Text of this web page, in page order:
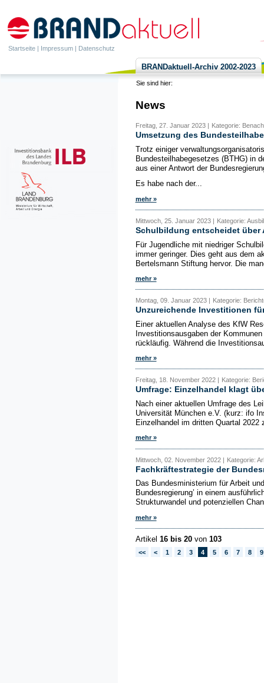
Startseite | Impressum | Datenschutz
BRANDaktuell-Archiv 2002-2023
Sie sind hier:
News
Freitag, 27. Januar 2023 | Kategorie:
Umsetzung des
Trotz einiger
Bundesteilhabegesetzes (BTHG) in
aus einer Antwort der
Es habe nach der...
mehr »
Mittwoch, 25. Januar 2023 | Kategorie:
Schulbildung entscheidet über
Für Jugendliche mit niedriger
immer geringer. Dies geht aus dem
Bertelsmann Stiftung hervor. Die
mehr »
Montag, 09. Januar 2023 | Kategorie:
Unzureichende Investitionen
Einer aktuellen Analyse des KfW
Investitionsausgaben der
rückläufig. Während die
mehr »
Freitag, 18. November 2022 | Kategorie:
Umfrage: Einzelhandel klagt
Nach einer aktuellen Umfrage des
Universität München e.V. (kurz: ifo
Einzelhandel im dritten Quartal 2022
mehr »
Mittwoch, 02. November 2022 | Kategorie:
Fachkräftestrategie der
Das Bundesministerium für Arbeit
Bundesregierung’ in einem
Strukturwandel und potenziellen
mehr »
Artikel 16 bis 20von 103
<< < 1 2 3 4 5 6 7 8 9